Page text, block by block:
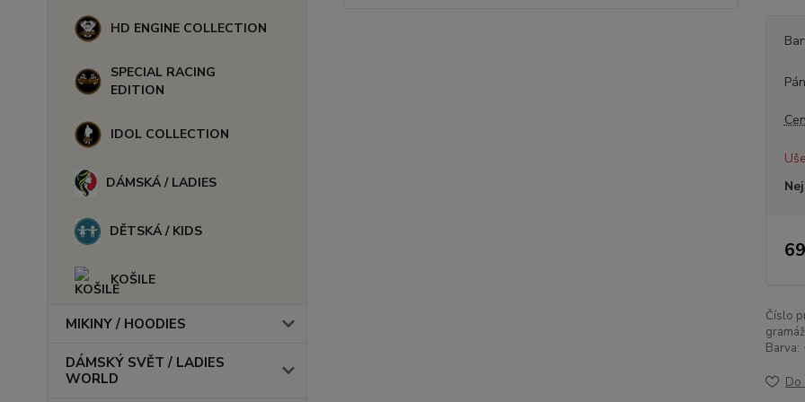
HD ENGINE COLLECTION
SPECIAL RACING
EDITION
IDOL COLLECTION
DÁMSKÁ / LADIES
DĚTSKÁ / KIDS
KOŠILE
MIKINY / HOODIES
DÁMSKÝ SVĚT / LADIES
WORLD
Číslo
Barva:
Do